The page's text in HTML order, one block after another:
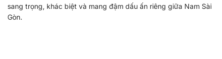
sang trọng, khác biệt và mang đậm dấu ấn riêng giữa Nam Sài
Gòn.